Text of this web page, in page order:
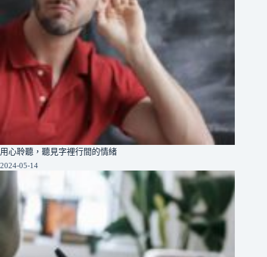
用心聆聽，聽見字裡行間的情緒
2024-05-14